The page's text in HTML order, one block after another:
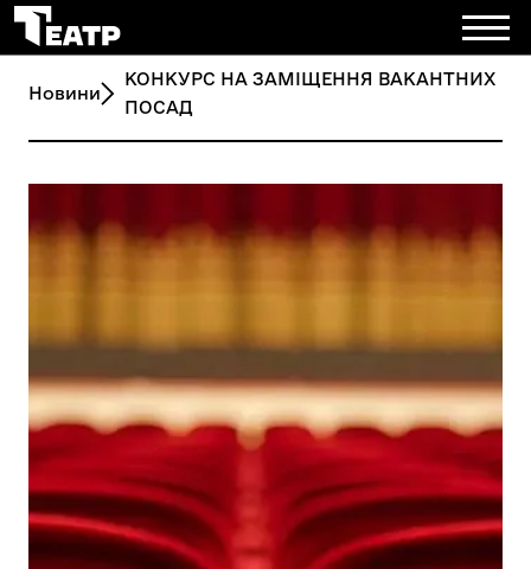
Новини
КОНКУРС НА ЗАМІЩЕННЯ ВАКАНТНИХ
ПОСАД